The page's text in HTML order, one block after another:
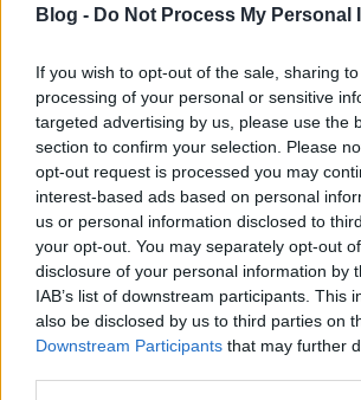
Blog - Do Not Process My Personal
If you wish to opt-out of the sale, sharing
processing of your personal or sensitive
targeted advertising by us, please use the
section to confirm your selection. Please
opt-out request is processed you may
interest-based ads based on personal
us or personal information disclosed to
your opt-out. You may separately opt-out
disclosure of your personal information by
IAB’s list of downstream participants. This
also be disclosed by us to third parties on
Downstream Participants that may further
A bejegyzés megtekintése az